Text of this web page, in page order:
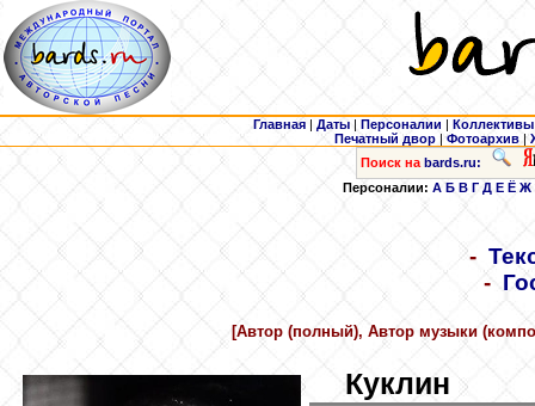
Главная | Даты | Персоналии | Коллективы
Печатный двор |Фотоархив |
Поиск на bards.ru:
Персоналии: А Б В Г Д Е Ё Ж
-
-
[Автор (полный), Автор музыки
Куклин